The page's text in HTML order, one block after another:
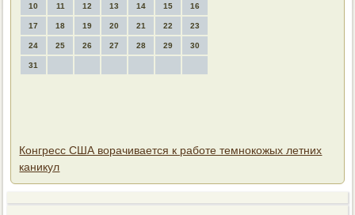
10 11 12 13 14 15 16
17 18 19 20 21 22 23
24 25 26 27 28 29 30
31
Конгресс США ворачивается к работе темнокожых летних
каникул